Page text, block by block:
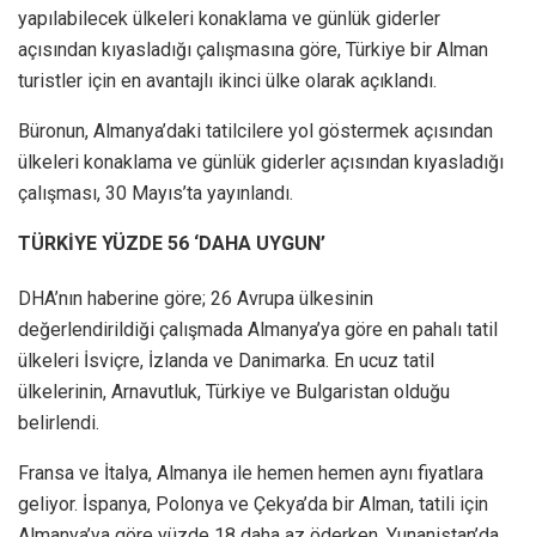
yapılabilecek ülkeleri konaklama ve günlük giderler
açısından kıyasladığı çalışmasına göre, Türkiye bir Alman
turistler için en avantajlı ikinci ülke olarak açıklandı.
Büronun, Almanya’daki tatilcilere yol göstermek açısından
ülkeleri konaklama ve günlük giderler açısından kıyasladığı
çalışması, 30 Mayıs’ta yayınlandı.
TÜRKİYE YÜZDE 56 ‘DAHA UYGUN’
DHA’nın haberine göre; 26 Avrupa ülkesinin
değerlendirildiği çalışmada Almanya’ya göre en pahalı tatil
ülkeleri İsviçre, İzlanda ve Danimarka. En ucuz tatil
ülkelerinin, Arnavutluk, Türkiye ve Bulgaristan olduğu
belirlendi.
Fransa ve İtalya, Almanya ile hemen hemen aynı fiyatlara
geliyor. İspanya, Polonya ve Çekya’da bir Alman, tatili için